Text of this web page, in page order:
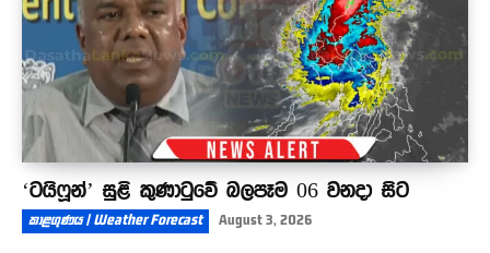
‘ටයිෆූන්’ සුළි කුණාටුවේ බලපෑම 06 වනදා සිට
කාළගුණය | Weather Forecast August 3, 2026